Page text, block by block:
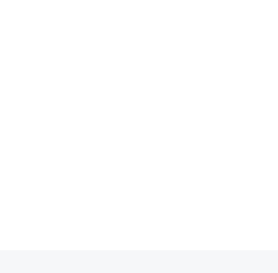
mebli lub stworzyć